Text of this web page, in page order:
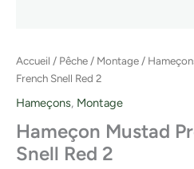
Accueil / Pêche / Montage /
French Snell Red 2
Hameçons, Montage
Hameçon Mustad
Snell Red 2